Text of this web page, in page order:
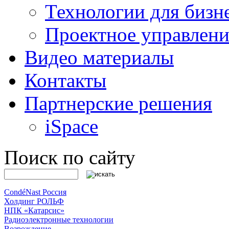
Технологии для
Проектное
Видео материалы
Контакты
Партнерские решения
iSpace
Поиск по сайту
CondéNast Россия
Холдинг РОЛЬФ
НПК «Катарсис»
Радиоэлектронные технологии